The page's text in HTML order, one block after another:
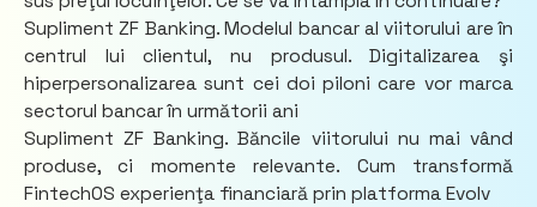
Supliment ZF Banking. Modelul bancar al viitorului are în
centrul lui clientul, nu produsul. Digitalizarea şi
hiperpersonalizarea sunt cei doi piloni care vor marca
sectorul bancar în următorii ani
Supliment ZF Banking. Băncile viitorului nu mai vând
produse, ci momente relevante. Cum transformă
FintechOS experienţa financiară prin platforma Evolv